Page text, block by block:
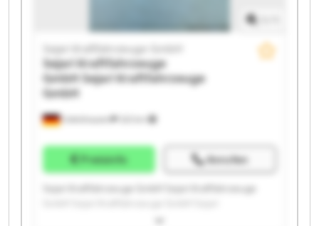
Odelzhausen
Sejari Kraftfahrzeuge GmbH
Sejari Kraftfahrzeuge
GmbH Sejari Kraftfahrzeuge
GmbH
Preisinfo Anrufen
Sejari Kraftfahrzeuge GmbH Sejari Kraftfahrzeuge
Kraftfahrzeuge GmbH Sejari Kraftfahrzeuge GmbH